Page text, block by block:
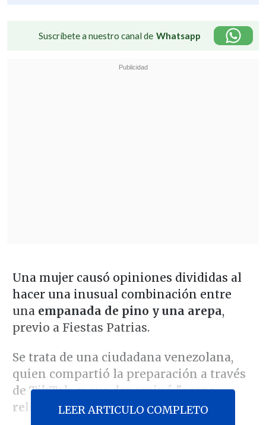
Suscríbete a nuestro canal de Whatsapp
Una mujer causó opiniones divididas al
hacer una inusual combinación entre
una empanada de pino y una arepa,
previo a Fiestas Patrias.
Se trata de una ciudadana venezolana,
quien compartió la preparación a través
de TikTok, y que denominó"arepa
rellena de pino".
LEER ARTICULO COMPLETO